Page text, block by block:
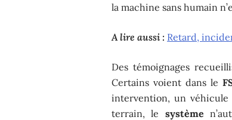
la machine sans humain
A lire aussi : Retard,
Des témoignages
Certains voient dans le
intervention, un véhicule
terrain, le système